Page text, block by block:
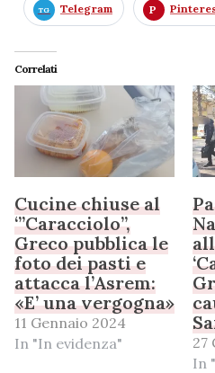
Telegram
Correlati
Cucine chiuse al
‘”Caracciolo”,
Greco pubblica le
foto dei pasti e
attacca l’Asrem:
«E’ una vergogna»
11 Gennaio 2024
In "In evidenza"
27
In